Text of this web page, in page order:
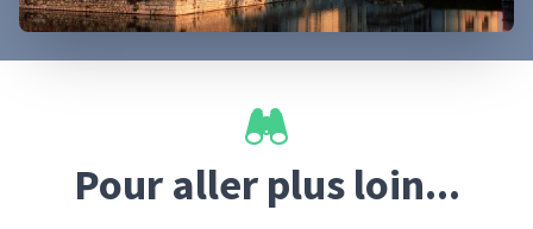
Pour aller plus loin...